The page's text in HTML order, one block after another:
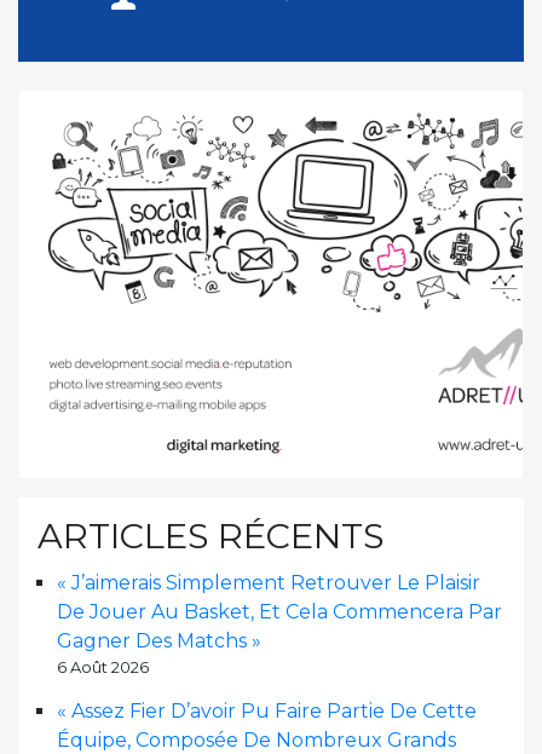
ARTICLES RÉCENTS
« J’aimerais Simplement Retrouver Le Plaisir
De Jouer Au Basket, Et Cela Commencera Par
Gagner Des Matchs »
6 Août 2026
« Assez Fier D’avoir Pu Faire Partie De Cette
Équipe, Composée De Nombreux Grands